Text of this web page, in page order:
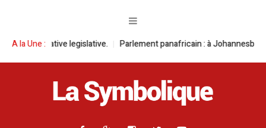
A la Une :Parlement panafricain : à Johannesburg, Aimé Boji Sangara